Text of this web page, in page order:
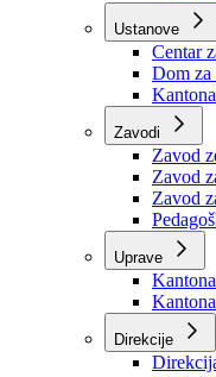
Služba
Služba
Služba
Ustanove
Centar
Dom za
Zavodi
Zavod
Zavod
Zavod